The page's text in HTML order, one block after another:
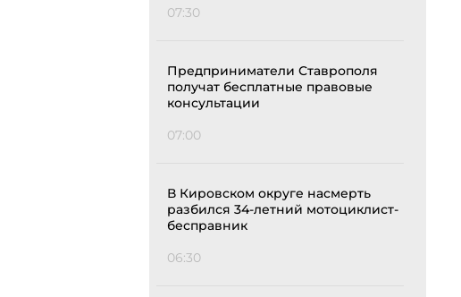
07:30
Предприниматели Ставрополя
получат бесплатные правовые
консультации
07:00
В Кировском округе насмерть
разбился 34-летний мотоциклист-
бесправник
06:30